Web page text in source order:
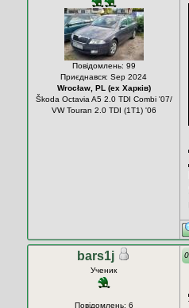
Повідомлень: 99
Приєднався: Sep 2024
Wrocław, PL (ех Харків)
Škoda Octavia A5 2.0 TDI Combi '07/
VW Touran 2.0 TDI (1T1) '06
bars1j
Ученик
Повідомлень: 6